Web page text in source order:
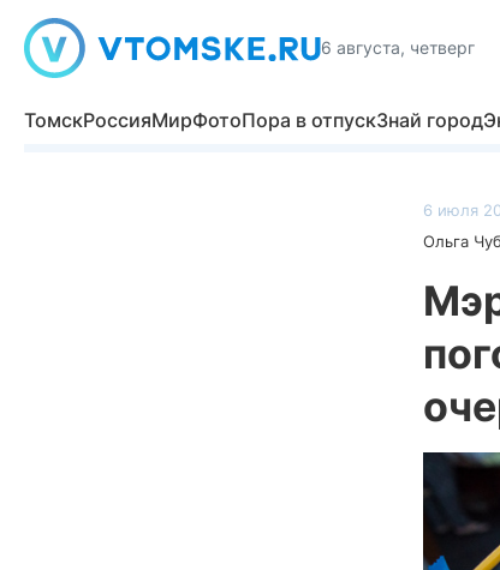
6 августа, четверг
ТомскРоссияМирФотоПора в отпускЗнай город
6 июля
Ольга